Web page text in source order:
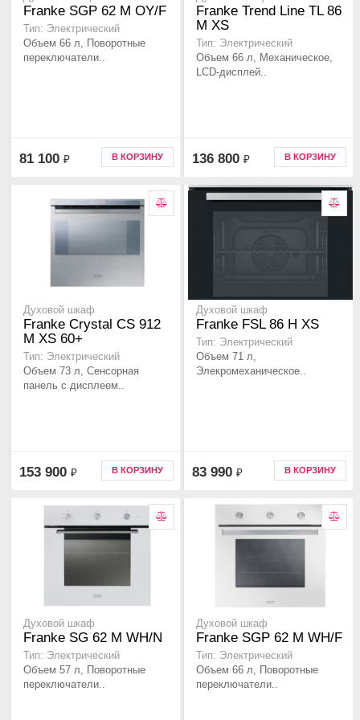
Franke SGP 62 M OY/F
Тип: Электрический
Объем 66 л, Поворотные
переключатели..
81 100 ₽ В КОРЗИНУ
Franke Trend Line TL 86
M XS
Тип: Электрический
Объем 66 л, Механическое,
LCD-дисплей..
136 800 ₽ В КОРЗИНУ
Духовой шкаф
Franke Crystal CS 912
M XS 60+
Тип: Электрический
Объем 73 л, Сенсорная
панель с дисплеем..
153 900 ₽ В КОРЗИНУ
Духовой шкаф
Franke FSL 86 H XS
Тип: Электрический
Объем 71 л,
Элекромеханическое..
83 990 ₽ В КОРЗИНУ
Духовой шкаф
Franke SG 62 M WH/N
Тип: Электрический
Объем 57 л, Поворотные
переключатели..
Духовой шкаф
Franke SGP 62 M WH/F
Тип: Электрический
Объем 66 л, Поворотные
переключатели..